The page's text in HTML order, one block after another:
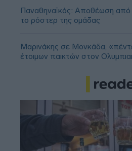
Παναθηναϊκός: Αποθέωση από
το ρόστερ της ομάδας
Μαρινάκης σε Μονκάδα,
έτοιμων παικτών στον